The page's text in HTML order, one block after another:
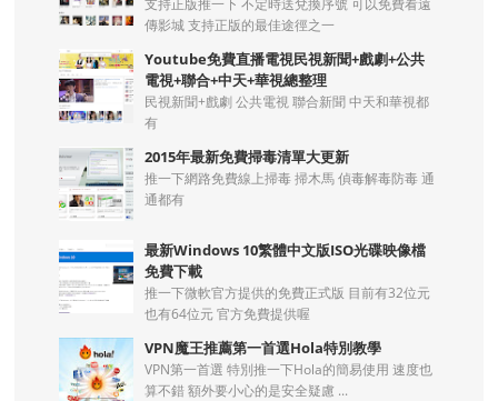
傳影城 支持正版的最佳途徑之一
Youtube免費直播電視民視新聞+戲劇+公共
電視+聯合+中天+華視總整理
民視新聞+戲劇 公共電視 聯合新聞 中天和華視都
有
2015年最新免費掃毒清單大更新
推一下網路免費線上掃毒 掃木馬 偵毒解毒防毒 通
通都有
最新Windows 10繁體中文版ISO光碟映像檔
免費下載
推一下微軟官方提供的免費正式版 目前有32位元
也有64位元 官方免費提供喔
VPN魔王推薦第一首選Hola特別教學
VPN第一首選 特別推一下Hola的簡易使用 速度也
算不錯 額外要小心的是安全疑慮 ...